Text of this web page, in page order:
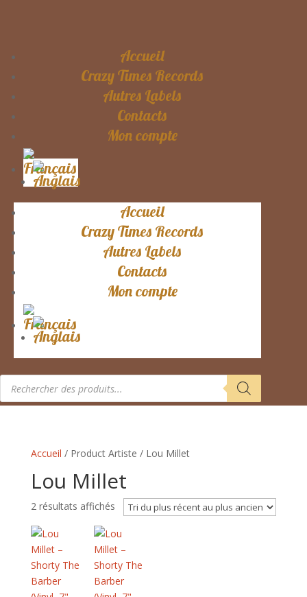
Accueil
Crazy Times Records
Autres Labels
Contacts
Mon compte
Accueil
Crazy Times Records
Autres Labels
Contacts
Mon compte
Recherche
produits
Accueil / Product Artiste / Lou Millet
Lou Millet
2 résultats affichésTrié
plus
récent
au
plus